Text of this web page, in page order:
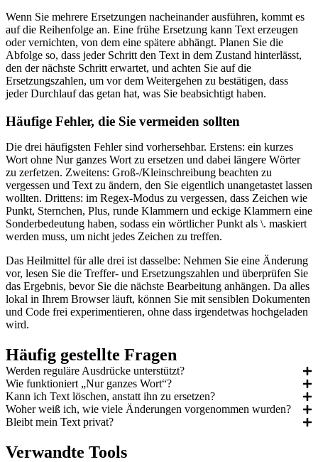
Wenn Sie mehrere Ersetzungen nacheinander ausführen, kommt es
auf die Reihenfolge an. Eine frühe Ersetzung kann Text erzeugen
oder vernichten, von dem eine spätere abhängt. Planen Sie die
Abfolge so, dass jeder Schritt den Text in dem Zustand hinterlässt,
den der nächste Schritt erwartet, und achten Sie auf die
Ersetzungszahlen, um vor dem Weitergehen zu bestätigen, dass
jeder Durchlauf das getan hat, was Sie beabsichtigt haben.
Häufige Fehler, die Sie vermeiden sollten
Die drei häufigsten Fehler sind vorhersehbar. Erstens: ein kurzes
Wort ohne Nur ganzes Wort zu ersetzen und dabei längere Wörter
zu zerfetzen. Zweitens: Groß-/Kleinschreibung beachten zu
vergessen und Text zu ändern, den Sie eigentlich unangetastet lassen
wollten. Drittens: im Regex-Modus zu vergessen, dass Zeichen wie
Punkt, Sternchen, Plus, runde Klammern und eckige Klammern eine
Sonderbedeutung haben, sodass ein wörtlicher Punkt als \. maskiert
werden muss, um nicht jedes Zeichen zu treffen.
Das Heilmittel für alle drei ist dasselbe: Nehmen Sie eine Änderung
vor, lesen Sie die Treffer- und Ersetzungszahlen und überprüfen Sie
das Ergebnis, bevor Sie die nächste Bearbeitung anhängen. Da alles
lokal in Ihrem Browser läuft, können Sie mit sensiblen Dokumenten
und Code frei experimentieren, ohne dass irgendetwas hochgeladen
wird.
Häufig gestellte Fragen
Werden reguläre Ausdrücke unterstützt?
Wie funktioniert „Nur ganzes Wort“?
Kann ich Text löschen, anstatt ihn zu ersetzen?
Woher weiß ich, wie viele Änderungen vorgenommen wurden?
Bleibt mein Text privat?
Verwandte Tools